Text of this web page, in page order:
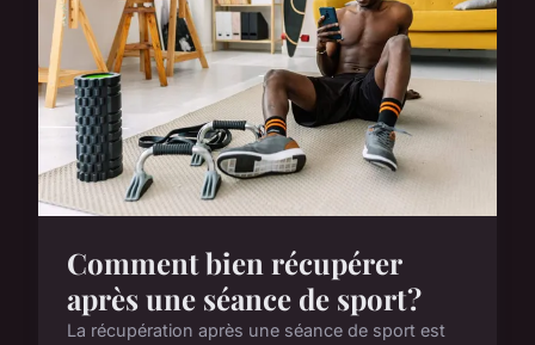
Comment bien récupérer
après une séance de sport ?
La récupération après une séance de sport est